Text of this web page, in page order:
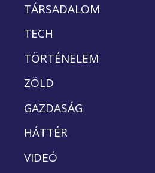
TÁRSADALOM
TECH
TÖRTÉNELEM
ZÖLD
GAZDASÁG
HÁTTÉR
VIDEÓ